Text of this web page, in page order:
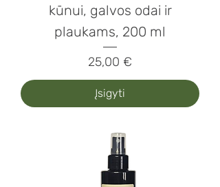
kūnui, galvos odai ir
plaukams, 200 ml
Kaina
25,00 €
Įsigyti